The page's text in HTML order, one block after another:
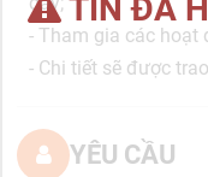
TIN ĐÃ
- Tham gia các hoạt
- Chi tiết sẽ được
YÊU CẦU